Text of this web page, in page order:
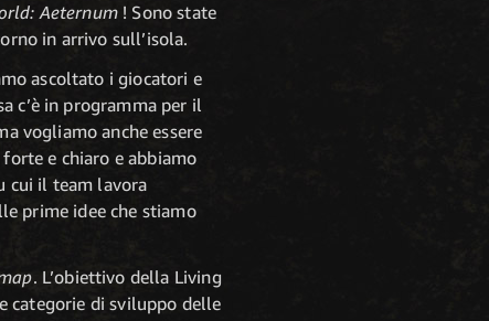
Aeternum ! Sono state
in arrivo sull’isola.
ascoltato i giocatori e
c’è in programma per il
vogliamo anche essere
e chiaro e abbiamo
cui il team lavora
prime idee che stiamo
. L’obiettivo della Living
categorie di sviluppo delle